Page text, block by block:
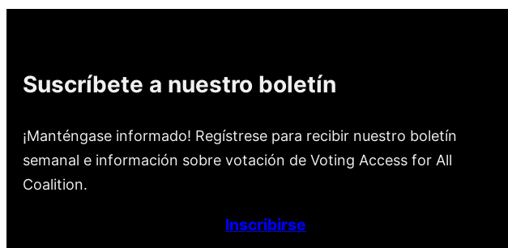
Suscríbete a nuestro boletín
¡Manténgase informado! Regístrese para recibir nuestro boletín
semanal e información sobre votación de Voting Access for All
Coalition.
Inscribirse